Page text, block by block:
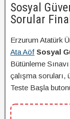
Sosyal
Sorular
Erzurum Atatürk
Ata Aöf Sosyal
Bütünleme
çalışma soruları,
Teste Başla